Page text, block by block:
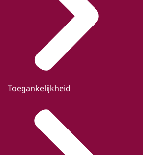
Toegankelijkheid